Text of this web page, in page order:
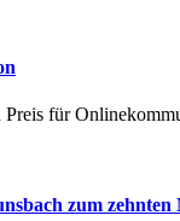
Preis für
zum zehnten